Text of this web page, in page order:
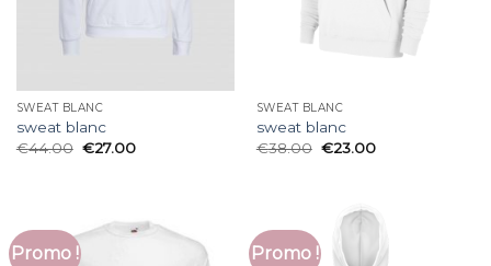
SWEAT BLANC
sweat blanc
€44.00 €27.00
SWEAT BLANC
sweat blanc
€38.00 €23.00
Promo ! Promo !